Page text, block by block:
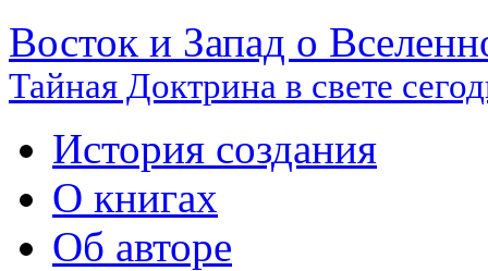
Восток и Запад о
Тайная Доктрина в свете
История создания
О книгах
Об авторе